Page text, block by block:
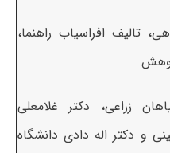
تالیف افراسیاب راهنما،
زراعی، دکتر غلامعلی
و دکتر اله دادی دانشگاه